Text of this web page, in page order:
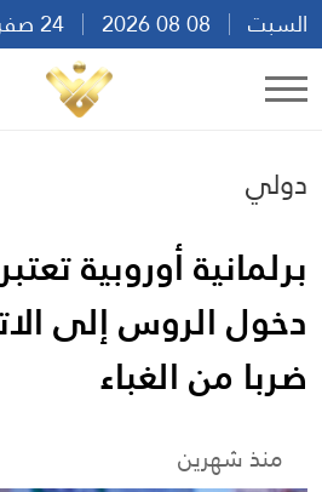
السبت
00:57
دولي
برلمانية أوروبية
دخول الروس إلى
ضربا من الغباء
منذ شهرين